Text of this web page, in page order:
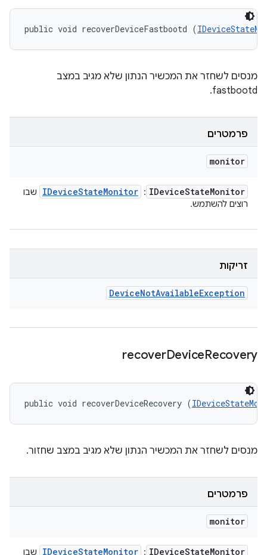
public void recoverDeviceFastbootd (
מנסים לשחזר את המכשיר הנתון שלא מגיב במצב
fastbootd.
פרמטרים
monitor
IDeviceStateMonitor
:
IDeviceStateMonitor
שבו
רוצים להשתמש.
זריקות
DeviceNotAvailableException
recoverDeviceRecovery
public void recoverDeviceRecovery (
מנסים לשחזר את המכשיר הנתון שלא מגיב במצב שחזור.
פרמטרים
monitor
IDeviceStateMonitor
:
IDeviceStateMonitor
שבו